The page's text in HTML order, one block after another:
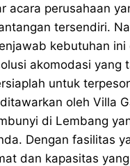
acara perusahaan
tersendiri.
kebutuhan ini
akomodasi yang
untuk
oleh Villa
di Lembang
Dengan fasilitas
dan kapasitas yang